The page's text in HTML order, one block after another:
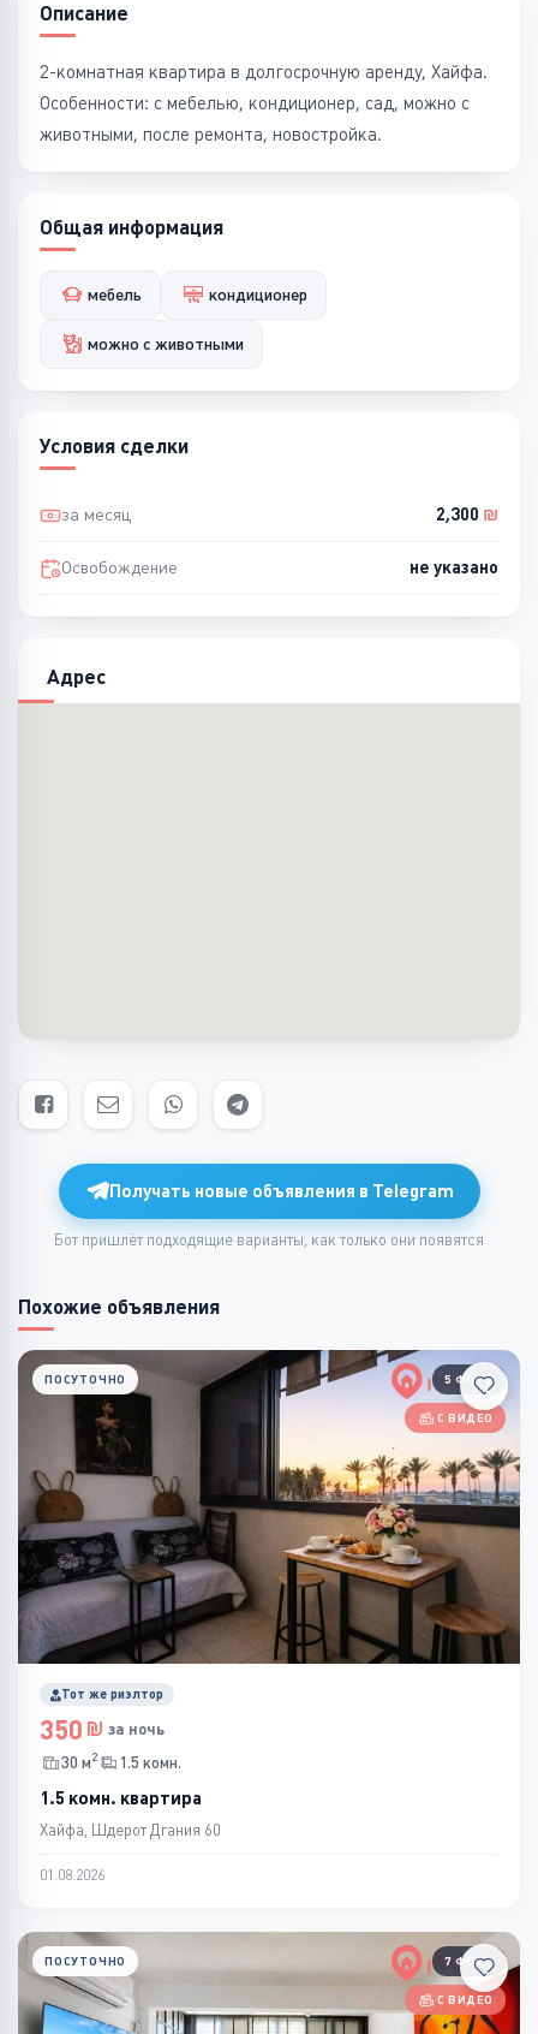
Описание
2-комнатная квартира в долгосрочную аренду, Хайфа.
Особенности: с мебелью, кондиционер, сад, можно с
животными, после ремонта, новостройка.
Общая информация
мебель кондиционер
можно с животными
Условия сделки
за месяц 2,300 ₪
Освобождение не указано
Адрес
Получать новые объявления в Telegram
Бот пришлёт подходящие варианты, как только они появятся
Похожие объявления
5 ФОТО
С ВИДЕО
ПОСУТОЧНО
Тот же риэлтор
350
за ночь
30 м2 1.5 комн.
1.5 комн. квартира
Хайфа, Шдерот Дгания 60
01.08.2026
7 ФОТО
С ВИДЕО
ПОСУТОЧНО